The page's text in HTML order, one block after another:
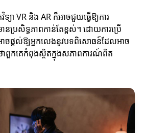
វិទ្យា VR និង AR ក៏អាចជួយធ្វើឱ្យការ
ានប្រសិទ្ធភាពកាន់តែខ្ពស់។ ដោយការប្រើ
កអាចផ្តល់ឱ្យអ្នកលេងនូវបទពិសោធន៍ដែលអាច
ថាពួកគេកំពុងស្ថិតក្នុងសភាពការណ៍ពិត